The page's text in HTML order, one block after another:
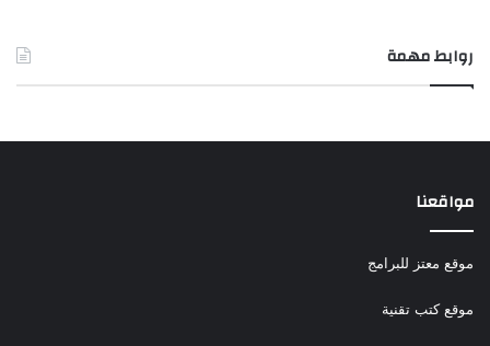
روابط مهمة
مواقعنا
موقع معتز للبرامج
موقع كتب تقنية